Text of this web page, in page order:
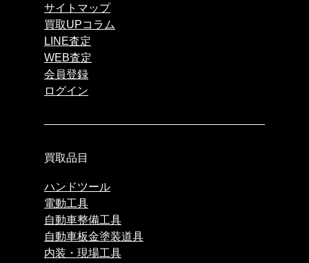
サイトマップ
買取UPコラム
LINE査定
WEB査定
会員登録
ログイン
買取品目
ハンドツール
電動工具
自動車整備工具
自動車板金塗装道具
内装・現場工具